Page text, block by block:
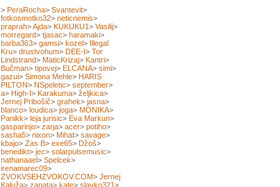
> PeraRocha> Svantevit>
fotkosmotko32> neticnemis>
praprah>Ajda> KUKUKU1> Vasilij>
morregard> tjasac> haramaki>
barba363> gamsi> kozel> Illegal
Kru> drustvohum> DEE-I> Tor
Lindstrand> MaticKrizaj> Kantri>
Bučman> tipovej> ELCANA> simi>
gazui> Simona Mehle> HARIS
PILTON> NSpeletic> september>
a> High-I> Karakuma> željkica>
Jernej Pribošič> grahek> jasna>
blanco> loudica> joga> MONIKA>
Panikk> leja jurisic> Eva Markun>
gasparinjo> zarja> acer> potiho>
sasha5> nixon> Mihat> savage>
kbajo> Zas B> exe65> Džoš>
benedikt> jec> solarpulsemusic>
nathanaael> Spelcek>
irenamarec09>
ZVOKVSEHZVOKOV.COM> Jernej
Kaluža> zapata> kate> slavko321>